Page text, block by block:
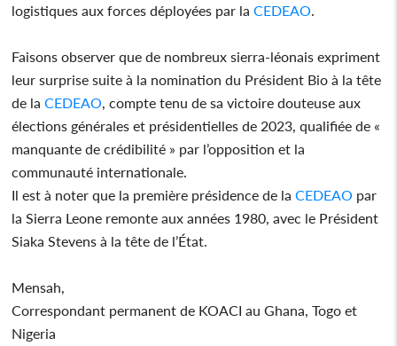
logistiques aux forces déployées par laCEDEAO
Faisons observer que de nombreux sierra-léonais expriment
leur surprise suite à la nomination du Président Bio à la tête
de laCEDEAO , compte tenu de sa victoire douteuse aux
élections générales et présidentielles de 2023, qualifiée de «
manquante de crédibilité » par l’opposition et la
communauté internationale.
Il est à noter que la première présidence de laCEDEAO par
la Sierra Leone remonte aux années 1980, avec le Président
Siaka Stevens à la tête de l’État.
Mensah,
Correspondant permanent de KOACI au Ghana, Togo et
Nigeria